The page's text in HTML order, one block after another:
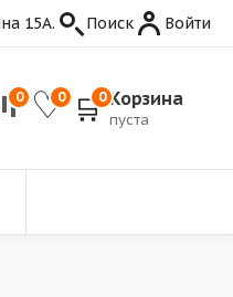
15А. Поиск Войти
0 0 0 Корзина
пуста